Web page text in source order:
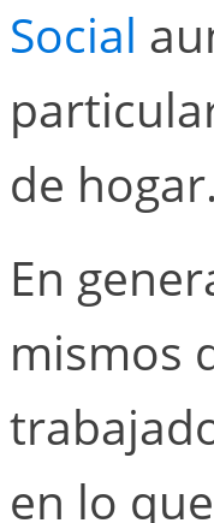
Social
de hogar.
En
mismos
en lo